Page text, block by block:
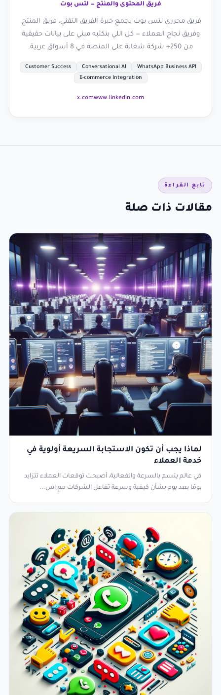
فريق المحتوى والمنتج — لتس بوت
فريق محرري لتس بوت يجمع خبرة الفريق التقني، فريق المنتج،
وفريق نجاح العملاء — كل اللي بنكتبه مبني على بيانات حقيقية
من 250+ شركة شغالة على المنصة في 8 أسواق عربية.
WhatsApp Business API
Conversational AI
Customer Success
E-commerce Integration
www.linkedin.com
x.com
تابع القراءة
مقالات ذات صلة
لماذا يجب أن تكون الاستجابة السريعة أولوية في
خدمة العملاء
في عالم يتسم بالسرعة والفعالية، أصبحت توقعات العملاء تتزايد
يومًا بعد يوم بشأن كيفية وسرعة تفاعل الشركات مع اس...